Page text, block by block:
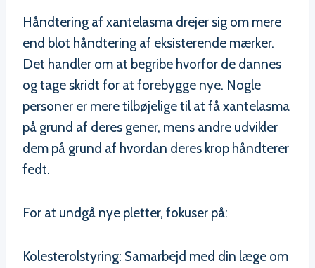
Håndtering af xantelasma drejer sig om mere
end blot håndtering af eksisterende mærker.
Det handler om at begribe hvorfor de dannes
og tage skridt for at forebygge nye. Nogle
personer er mere tilbøjelige til at få xantelasma
på grund af deres gener, mens andre udvikler
dem på grund af hvordan deres krop håndterer
fedt.
For at undgå nye pletter, fokuser på:
Kolesterolstyring: Samarbejd med din læge om